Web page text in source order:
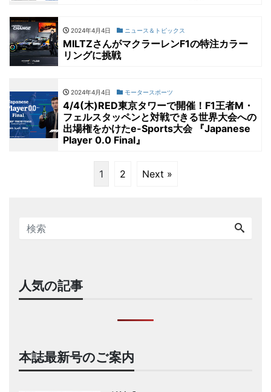
2024年4月4日 ニュース＆トピックス
MILTZさんがマクラーレンF1の特注カラー
リングに挑戦
2024年4月4日 モータースポーツ
4/4(木)RED東京タワーで開催！F1王者M・
フェルスタッペンと対戦できる世界大会への
出場権をかけたe-Sports大会 『Japanese
Player 0.0 Final』
1 2 Next »
人気の記事
本誌最新号のご案内